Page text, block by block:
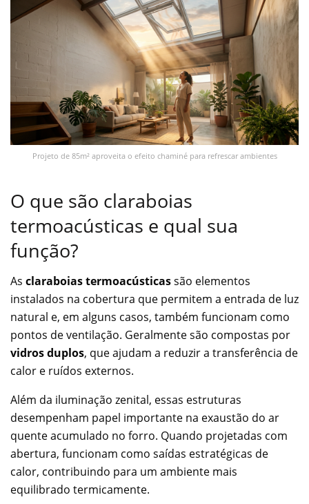
Projeto de 85m² aproveita o efeito chaminé para refrescar ambientes
O que são claraboias
termoacústicas e qual sua
função?
As claraboias termoacústicassão elementos
instalados na cobertura que permitem a entrada de luz
natural e, em alguns casos, também funcionam como
pontos de ventilação. Geralmente são compostas por
vidros duplos, que ajudam a reduzir a transferência de
calor e ruídos externos.
Além da iluminação zenital, essas estruturas
desempenham papel importante na exaustão do ar
quente acumulado no forro. Quando projetadas com
abertura, funcionam como saídas estratégicas de
calor, contribuindo para um ambiente mais
equilibrado termicamente.